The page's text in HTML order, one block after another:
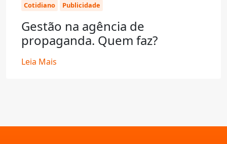
Cotidiano Publicidade
Gestão na agência de
propaganda. Quem faz?
Leia Mais